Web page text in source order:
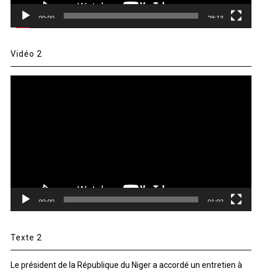
00:00 28:13
Vidéo 2
00:00 01:02
Texte 2
Le président de la République du Niger a accordé un entretien à